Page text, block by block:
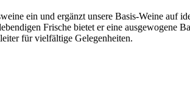
ein und ergänzt unsere Basis-Weine auf
Frische bietet er eine ausgewogene
für vielfältige Gelegenheiten.